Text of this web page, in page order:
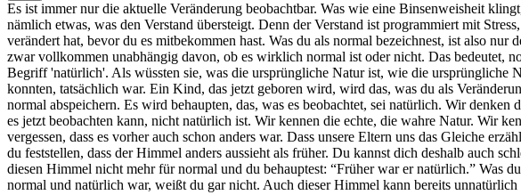
Es ist immer nur die aktuelle Veränderung beobachtbar. Was wie eine Binsenweisheit
nämlich etwas, was den Verstand übersteigt. Denn der Verstand ist programmiert mit
verändert hat, bevor du es mitbekommen hast. Was du als normal bezeichnest, ist also
zwar vollkommen unabhängig davon, ob es wirklich normal ist oder nicht. Das bedeutet,
Begriff 'natürlich'. Als wüssten sie, was die ursprüngliche Natur ist, wie die ursprüngliche
konnten, tatsächlich war. Ein Kind, das jetzt geboren wird, wird das, was du als
normal abspeichern. Es wird behaupten, das, was es beobachtet, sei natürlich. Wir
es jetzt beobachten kann, nicht natürlich ist. Wir kennen die echte, die wahre Natur. Wir
vergessen, dass es vorher auch schon anders war. Dass unsere Eltern uns das Gleiche
du feststellen, dass der Himmel anders aussieht als früher. Du kannst dich deshalb auch
diesen Himmel nicht mehr für normal und du behauptest: “Früher war er natürlich.” Was
normal und natürlich war, weißt du gar nicht. Auch dieser Himmel kann bereits